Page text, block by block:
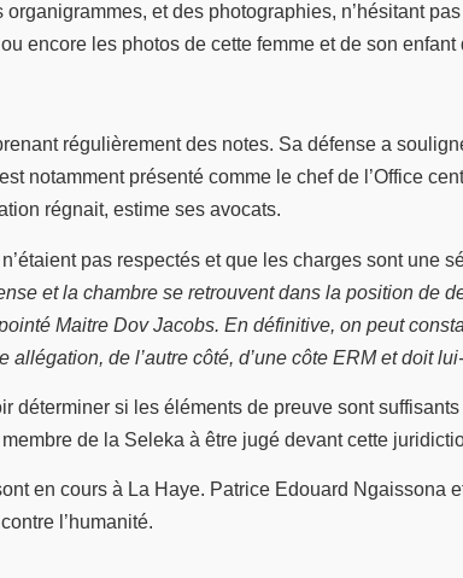
organigrammes, et des photographies, n’hésitant
encore les photos de cette femme et de son enfant
régulièrement des notes. Sa défense a
notamment présenté comme le chef de l’Office
régnait, estime ses avocats.
pas respectés et que les charges sont une
et la chambre se retrouvent dans la position de
Maitre Dov Jacobs. En définitive, on peut
allégation, de l’autre côté, d’une côte ERM et doit
déterminer si les éléments de preuve sont
de la Seleka à être jugé devant cette
en cours à La Haye. Patrice Edouard
l’humanité.